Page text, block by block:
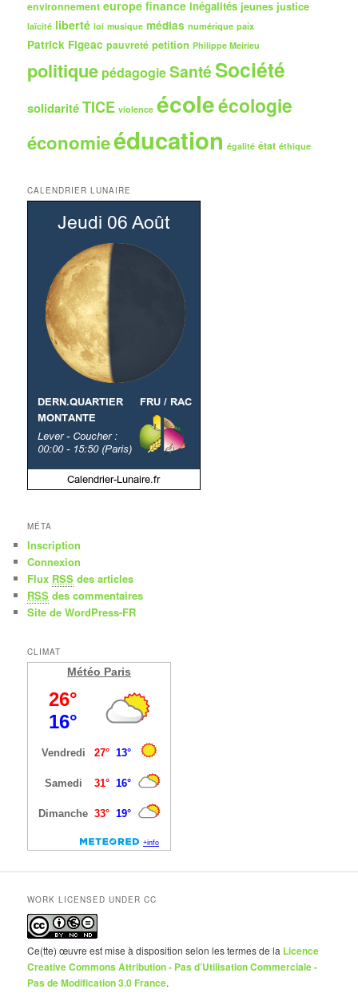
environnement europe finance inégalités jeunes justice
laïcité liberté loi musique médias numérique paix
Patrick Figeac pauvreté petition Philippe Meirieu
politique pédagogieSantéSociété
solidaritéTICE violence écoleécologie
économieéducation égalité état éthique
CALENDRIER LUNAIRE
MÉTA
Inscription
Connexion
Flux RSS des articles
RSS des commentaires
Site de WordPress-FR
CLIMAT
Météo Paris
WORK LICENSED UNDER CC
Ce(tte) œuvre est mise à disposition selon les termes de la Licence
Creative Commons Attribution - Pas d’Utilisation Commerciale -
Pas de Modification 3.0 France.